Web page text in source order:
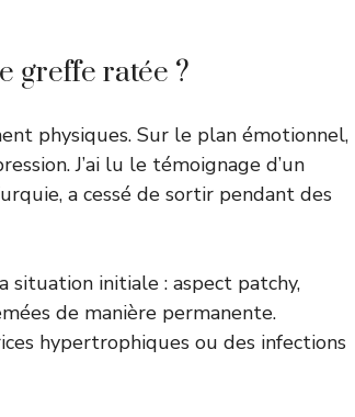
greffe ratée ?
physiques. Sur le plan émotionnel,
J’ai lu le témoignage d’un
a cessé de sortir pendant des
initiale : aspect patchy,
de manière permanente.
hypertrophiques ou des infections